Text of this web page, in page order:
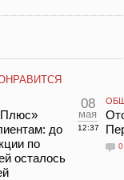
до
по
осталось
08
мая
12:37
0